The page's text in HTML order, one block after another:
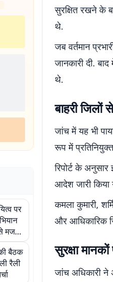
पर
मजबूत
बैठक
रैली
सुरक्षित रखने के
थे.
जब वर्तमान
जानकारी दी.
थे.
बाहरी जिलों
जांच में यह भी
रूप में
रिपोर्ट के
आदेश जारी किया
कमला कुमारी,
और आधिकारिक
सुरक्षा
जांच अधिकारी ने